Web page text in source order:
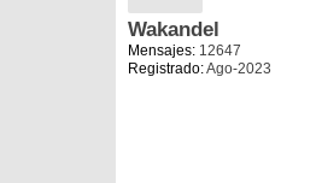
Wakandel
Mensajes: 12647
Registrado:Ago-2023